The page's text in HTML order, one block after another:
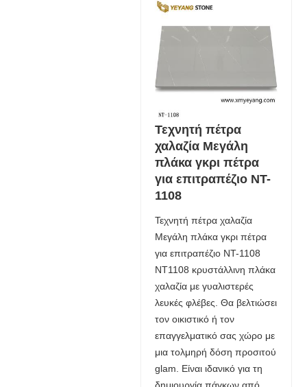
Τεχνητή πέτρα
χαλαζία Μεγάλη
πλάκα γκρι πέτρα
για επιτραπέζιο NT-
1108
Τεχνητή πέτρα χαλαζία
Μεγάλη πλάκα γκρι πέτρα
για επιτραπέζιο NT-1108
NT1108 κρυστάλλινη πλάκα
χαλαζία με γυαλιστερές
λευκές φλέβες. Θα βελτιώσει
τον οικιστικό ή τον
επαγγελματικό σας χώρο με
μια τολμηρή δόση προσιτού
glam. Είναι ιδανικό για τη
δημιουργία πάγκων από